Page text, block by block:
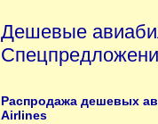
Дешевые
Распродажа дешевых
Airlines